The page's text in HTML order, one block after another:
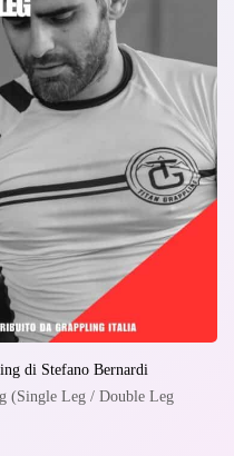
di Stefano Bernardi
(Single Leg / Double Leg